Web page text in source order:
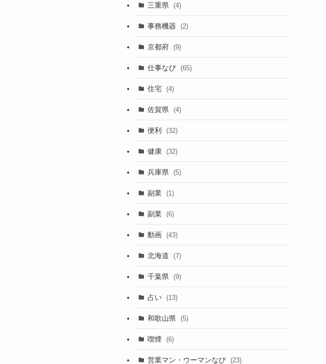
三重県 (4)
事務機器 (2)
京都府 (9)
仕事なび (65)
住宅 (4)
佐賀県 (4)
便利 (32)
健康 (32)
兵庫県 (5)
副業 (1)
副業 (6)
動画 (43)
北海道 (7)
千葉県 (9)
占い (13)
和歌山県 (5)
喫煙 (6)
営業マン・ウーマンなび (23)